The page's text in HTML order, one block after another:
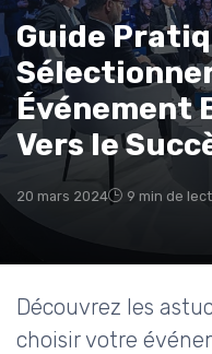
Guide
Événement
Vers le
20 mars 2024 9 min de
Découvrez les
choisir votre